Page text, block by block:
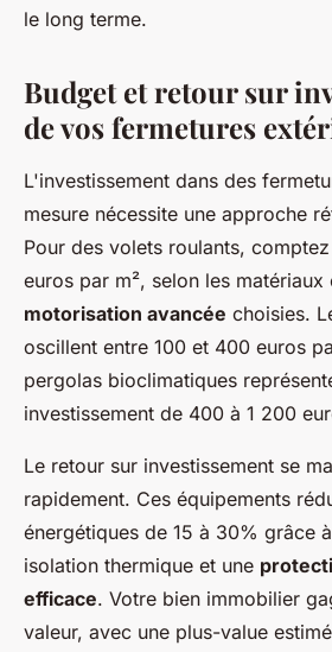
le long terme.
Budget et retour sur
de vos fermetures
L'investissement dans des
mesure nécessite une approche
Pour des volets roulants,
euros par m², selon les
motorisation avancée choisies.
oscillent entre 100 et 400 euros
pergolas bioclimatiques
investissement de 400 à 1 200
Le retour sur investissement se
rapidement. Ces équipements
énergétiques de 15 à 30% grâce
isolation thermique et une
efficace. Votre bien immobilier
valeur, avec une plus-value